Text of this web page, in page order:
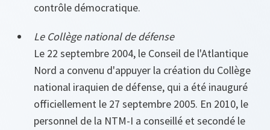
contrôle démocratique.
Le Collège national de défense
Le 22 septembre 2004, le Conseil de l'Atlantique
Nord a convenu d'appuyer la création du Collège
national iraquien de défense, qui a été inauguré
officiellement le 27 septembre 2005. En 2010, le
personnel de la NTM-I a conseillé et secondé le